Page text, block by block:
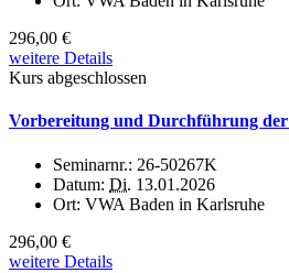
296,00 €
weitere Details
Kurs abgeschlossen
Vorbereitung und Durchführung
Seminarnr.: 26-50267K
Datum: Di. 13.01.2026
Ort: VWA Baden in Karlsruhe
296,00 €
weitere Details